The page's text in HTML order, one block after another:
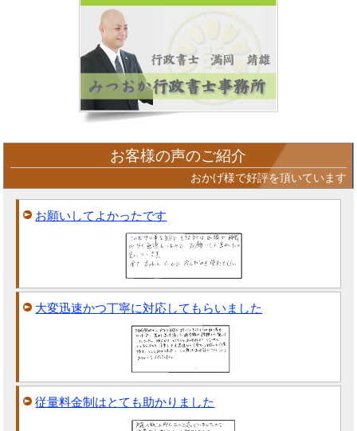
お客様の声のご紹介
おかげ様で好評を頂いています
お願いしてよかったです
大変迅速かつ丁寧に対応してもらいました
従量料金制はとても助かりました